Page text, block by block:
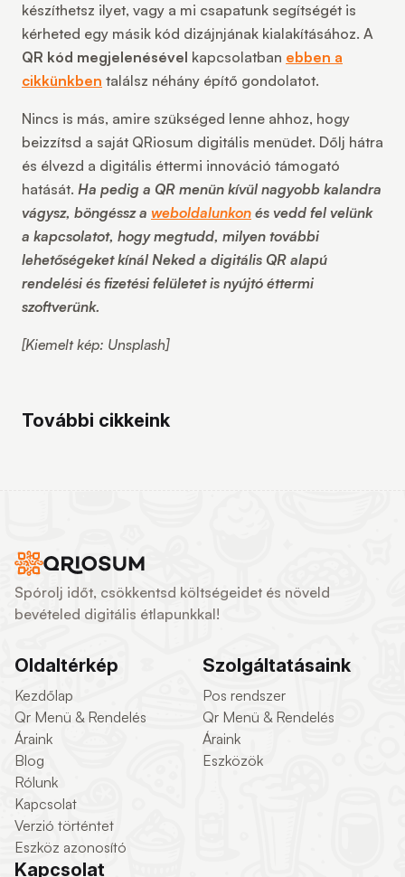
készíthetsz ilyet, vagy a mi csapatunk segítségét is
kérheted egy másik kód dizájnjának kialakításához. A
QR kód megjelenésével kapcsolatban ebben a
cikkünkben találsz néhány építő gondolatot.
Nincs is más, amire szükséged lenne ahhoz, hogy
beizzítsd a saját QRiosum digitális menüdet. Dőlj hátra
és élvezd a digitális éttermi innováció támogató
hatását. Ha pedig a QR menün kívül nagyobb kalandra
vágysz, böngéssz a weboldalunkon és vedd fel velünk
a kapcsolatot, hogy megtudd, milyen további
lehetőségeket kínál Neked a digitális QR alapú
rendelési és fizetési felületet is nyújtó éttermi
szoftverünk.
[Kiemelt kép: Unsplash]
További cikkeink
Spórolj időt, csökkentsd költségeidet és növeld
bevételed digitális étlapunkkal!
Oldaltérkép
Kezdőlap
Qr Menü & Rendelés
Áraink
Blog
Rólunk
Kapcsolat
Verzió történtet
Eszköz azonosító
Szolgáltatásaink
Pos rendszer
Qr Menü & Rendelés
Áraink
Eszközök
Kapcsolat